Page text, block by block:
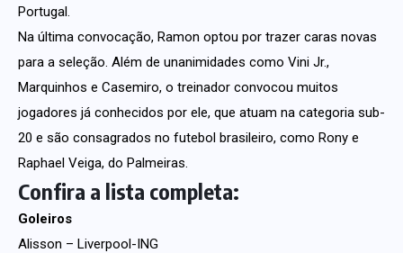
Portugal.
Na última convocação, Ramon optou por trazer caras novas
para a seleção. Além de unanimidades como Vini Jr.,
Marquinhos e Casemiro, o treinador convocou muitos
jogadores já conhecidos por ele, que atuam na categoria sub-
20 e são consagrados no futebol brasileiro, como Rony e
Raphael Veiga, do Palmeiras.
Confira a lista completa:
Goleiros
Alisson – Liverpool-ING